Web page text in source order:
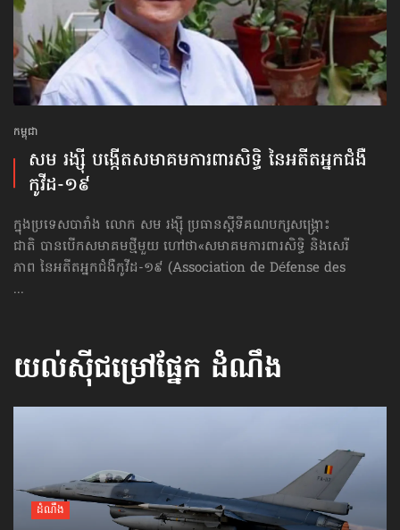
កម្ពុជា
សម​​ រង្ស៊ី បង្កើតសមាគមការពារ​សិទ្ធិ នៃអតីត​អ្នកជំងឺ​
កូវីដ-១៩
ក្នុងប្រទេសបារាំង លោក សម រង្ស៊ី ប្រធានស្ដីទីគណបក្សសង្គ្រោះ
ជាតិ បានបើកសមាគមថ្មីមួយ ហៅថា​«សមាគម​ការពារសិទ្ធិ និងសេរី
ភាព នៃអតីត​អ្នកជំងឺ​កូវីដ-១៩ (Association de Défense des
...
យល់ស៊ីជម្រៅផ្នែក ដំណឹង
ដំណឹង